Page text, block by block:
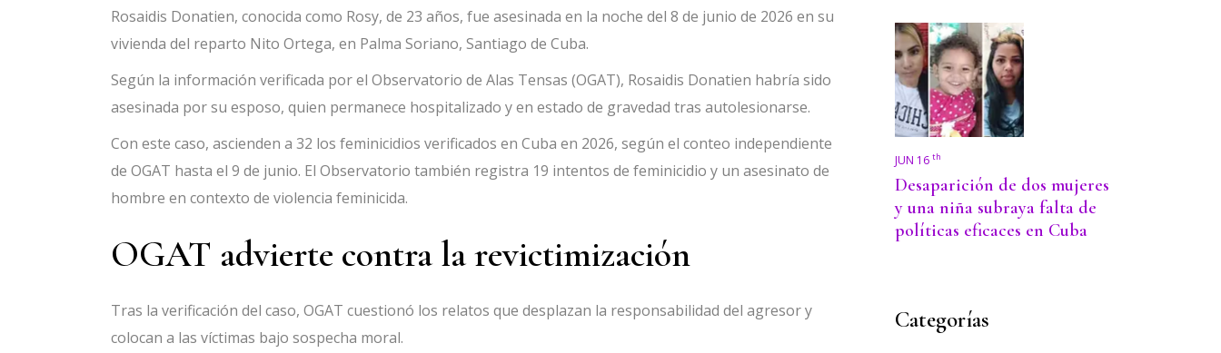
Rosaidis Donatien, conocida como Rosy, de 23 años, fue asesinada en la noche del 8 de junio de 2026 en su
vivienda del reparto Nito Ortega, en Palma Soriano, Santiago de Cuba.
Según la información verificada por el Observatorio de Alas Tensas (OGAT), Rosaidis Donatien habría sido
asesinada por su esposo, quien permanece hospitalizado y en estado de gravedad tras autolesionarse.
Con este caso, ascienden a 32 los feminicidios verificados en Cuba en 2026, según el conteo independiente
de OGAT hasta el 9 de junio. El Observatorio también registra 19 intentos de feminicidio y un asesinato de
hombre en contexto de violencia feminicida.
OGAT advierte contra la revictimización
Tras la verificación del caso, OGAT cuestionó los relatos que desplazan la responsabilidad del agresor y
colocan a las víctimas bajo sospecha moral.
JUN 16 th
Desaparición de dos mujeres
y una niña subraya falta de
políticas eficaces en Cuba
Categorías